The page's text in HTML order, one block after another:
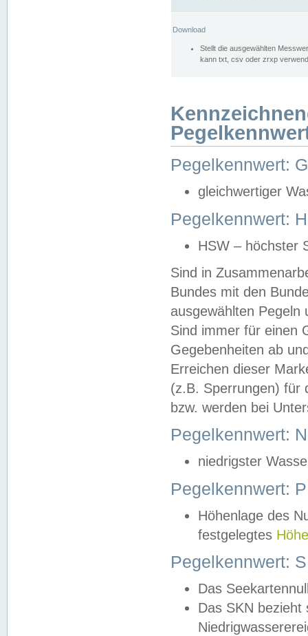
Download
Stellt die ausgewählten
kann txt, csv oder zrxp
Pegelkennwert:
gleichwertiger
Pegelkennwert:
HSW – höchster
Sind in
Bundes mit den
ausgewählten
Sind immer für einen
Gegebenheiten ab
Erreichen dieser
(z.B. Sperrungen) für
bzw. werden bei
Pegelkennwert:
niedrigster
Pegelkennwert:
Höhenlage des
festgelegtes
Pegelkennwert:
Das
Das SKN